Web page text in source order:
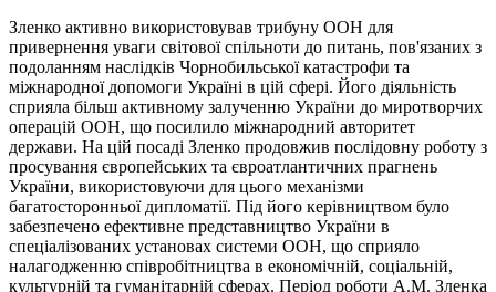
Зленко активно використовував трибуну ООН для
привернення уваги світової спільноти до питань, пов'язаних з
подоланням наслідків Чорнобильської катастрофи та
міжнародної допомоги Україні в цій сфері. Його діяльність
сприяла більш активному залученню України до миротворчих
операцій ООН, що посилило міжнародний авторитет
держави. На цій посаді Зленко продовжив послідовну роботу з
просування європейських та євроатлантичних прагнень
України, використовуючи для цього механізми
багатосторонньої дипломатії. Під його керівництвом було
забезпечено ефективне представництво України в
спеціалізованих установах системи ООН, що сприяло
налагодженню співробітництва в економічній, соціальній,
культурній та гуманітарній сферах. Період роботи А.М. Зленка